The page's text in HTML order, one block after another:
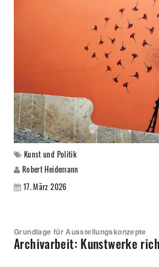
Kunst und Politik
Robert Heidemann
17. März 2026
Grundlage für Ausstellungskonzepte
Archivarbeit: Kunstwerke